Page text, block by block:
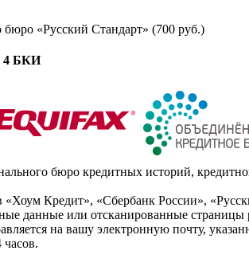
бюро «Русский Стандарт» (700 руб.)
4 БКИ
бюро кредитных историй,
Кредит», «Сбербанк России»,
данные или отсканированные
на вашу электронную почту,
часов.